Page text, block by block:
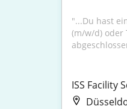
"...Du hast
(m/w/d) oder
ISS Facility